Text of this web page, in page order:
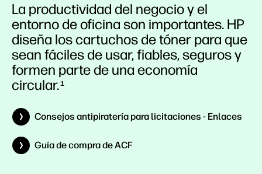
La productividad del negocio y el
entorno de oficina son importantes. HP
diseña los cartuchos de tóner para que
sean fáciles de usar, fiables, seguros y
formen parte de una economía
circular.1
Consejos antipiratería para licitaciones - Enlaces
Guía de compra de ACF